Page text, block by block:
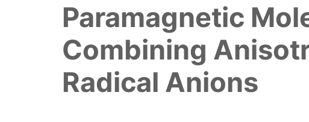
Paramagnetic
Combining
Radical Anions